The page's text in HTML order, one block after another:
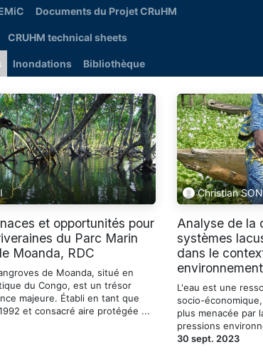
Documents du Projet CRuHM
CRUHM technical sheets
Inondations Bibliothèque
et opportunités pour
du Parc Marin
Moanda, RDC
de Moanda, situé en
du Congo, est un trésor
majeure. Établi en tant que
et consacré aire protégée ...
Christian
Analyse de la
systèmes
dans le
L'eau est une
socio-
plus menacée par
pressions
30 sept. 2023